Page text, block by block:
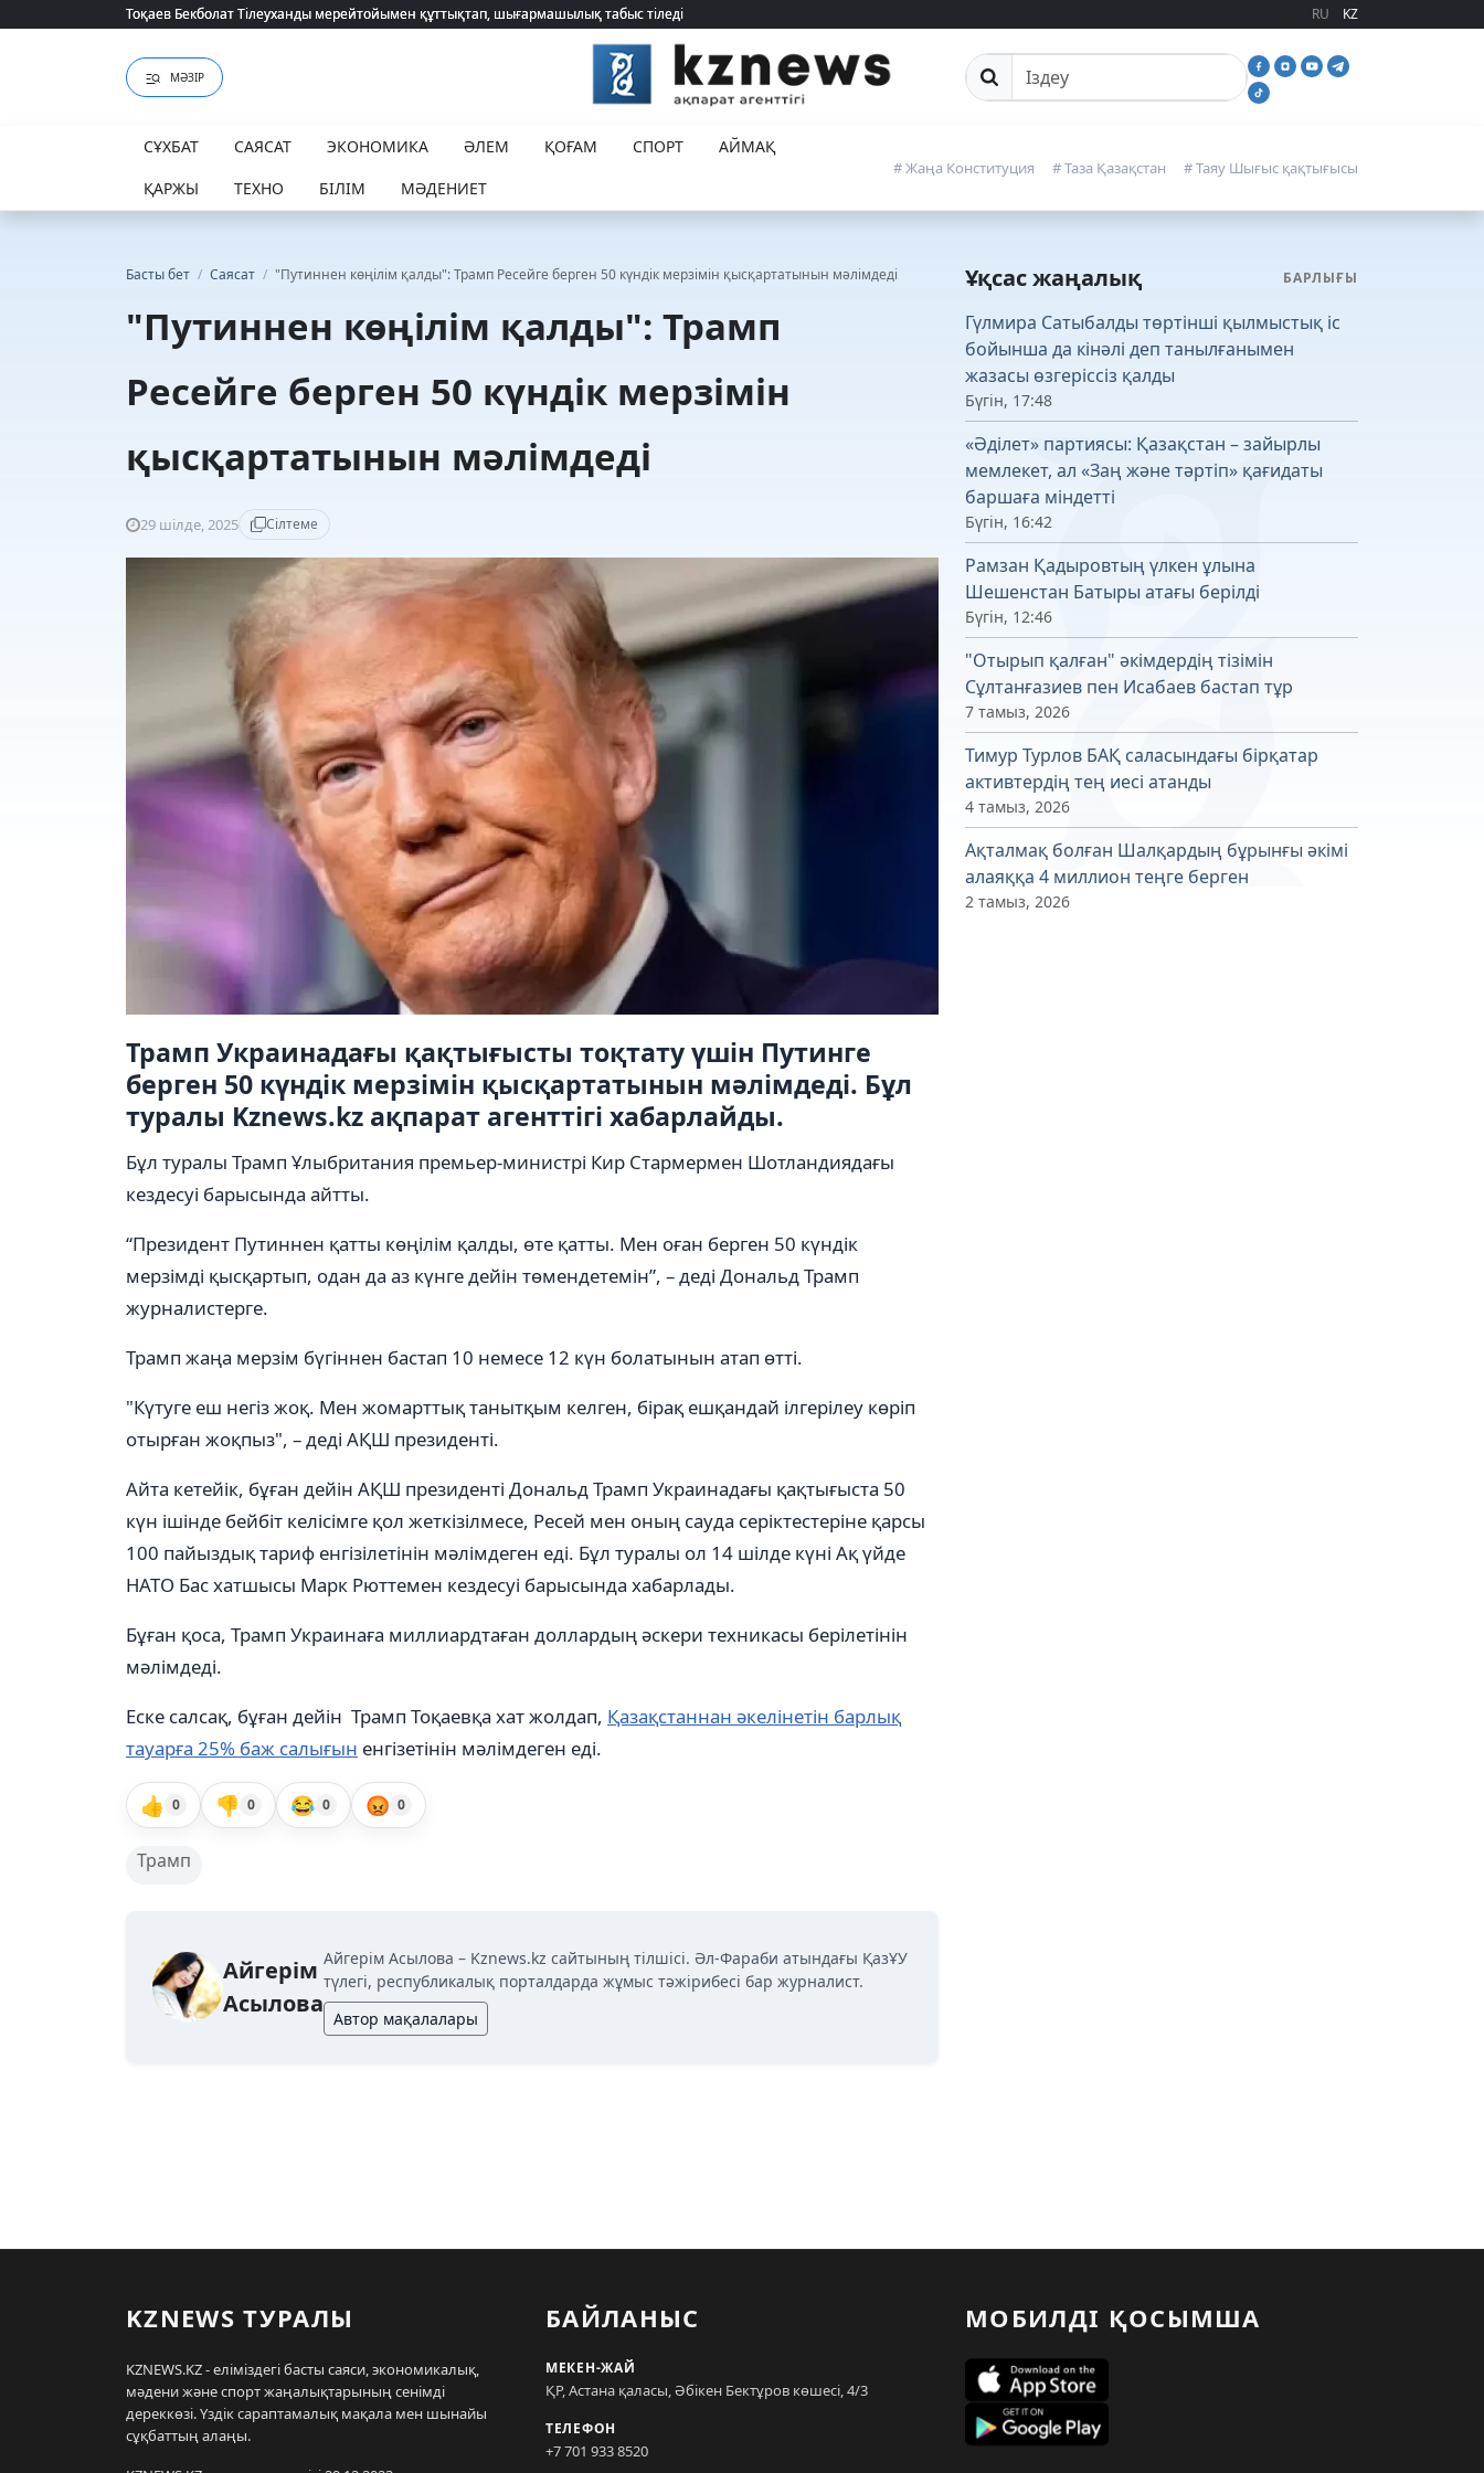
Тоқаев Бекболат Тілеуханды мерейтойымен құттықтап, шығармашылық табыс тіледі
Тоқаев Бекболат Тілеуханды мерейтойымен құттықтап, шығармашылық табыс тіледі RU KZ
МӘЗІР Сайттан іздеу
СҰХБАТ САЯСАТ ЭКОНОМИКА ӘЛЕМ ҚОҒАМ СПОРТ
АЙМАҚ
ҚАРЖЫ
ТЕХНО БІЛІМ МӘДЕНИЕТ
# Жаңа Конституция # Таза Қазақстан # Таяу Шығыс қақтығысы
Басты бет / Саясат / "Путиннен көңілім қалды": Трамп Ресейге берген 50 күндік мерзімін қысқартатынын мәлімдеді
"Путиннен көңілім қалды": Трамп
Ресейге берген 50 күндік мерзімін
қысқартатынын мәлімдеді
29 шілде, 2025 Сілтеме
Трамп Украинадағы қақтығысты тоқтату үшін Путинге
берген 50 күндік мерзімін қысқартатынын мәлімдеді. Бұл
туралы Kznews.kz ақпарат агенттігі хабарлайды.
Бұл туралы Трамп Ұлыбритания премьер-министрі Кир Стармермен Шотландиядағы
кездесуі барысында айтты.
“Президент Путиннен қатты көңілім қалды, өте қатты. Мен оған берген 50 күндік
мерзімді қысқартып, одан да аз күнге дейін төмендетемін”, – деді Дональд Трамп
журналистерге.
Трамп жаңа мерзім бүгіннен бастап 10 немесе 12 күн болатынын атап өтті.
"Күтуге еш негіз жоқ. Мен жомарттық танытқым келген, бірақ ешқандай ілгерілеу көріп
отырған жоқпыз", – деді АҚШ президенті.
Айта кетейік, бұған дейін АҚШ президенті Дональд Трамп Украинадағы қақтығыста 50
күн ішінде бейбіт келісімге қол жеткізілмесе, Ресей мен оның сауда серіктестеріне қарсы
100 пайыздық тариф енгізілетінін мәлімдеген еді. Бұл туралы ол 14 шілде күні Ақ үйде
НАТО Бас хатшысы Марк Рюттемен кездесуі барысында хабарлады.
Бұған қоса, Трамп Украинаға миллиардтаған доллардың әскери техникасы берілетінін
мәлімдеді.
Еске салсақ, бұған дейін Трамп Тоқаевқа хат жолдап, Қазақстаннан әкелінетін барлық
тауарға 25% баж салығын енгізетінін мәлімдеген еді.
👍 0 👎 0 😂 0 😡 0
Трамп
Айгерім
Асылова
Айгерім Асылова – Kznews.kz сайтының тілшісі. Әл-Фараби атындағы ҚазҰУ
түлегі, республикалық порталдарда жұмыс тәжірибесі бар журналист.
Автор мақалалары
Ұқсас жаңалық БАРЛЫҒЫ
Гүлмира Сатыбалды төртінші қылмыстық іс
бойынша да кінәлі деп танылғанымен
жазасы өзгеріссіз қалды
Бүгін, 17:48
«Әділет» партиясы: Қазақстан – зайырлы
мемлекет, ал «Заң және тәртіп» қағидаты
баршаға міндетті
Бүгін, 16:42
Рамзан Қадыровтың үлкен ұлына
Шешенстан Батыры атағы берілді
Бүгін, 12:46
"Отырып қалған" әкімдердің тізімін
Сұлтанғазиев пен Исабаев бастап тұр
7 тамыз, 2026
Тимур Турлов БАҚ саласындағы бірқатар
активтердің тең иесі атанды
4 тамыз, 2026
Ақталмақ болған Шалқардың бұрынғы әкімі
алаяққа 4 миллион теңге берген
2 тамыз, 2026
KZNEWS ТУРАЛЫ
KZNEWS.KZ - еліміздегі басты саяси, экономикалық,
мәдени және спорт жаңалықтарының сенімді
дереккөзі. Үздік сараптамалық мақала мен шынайы
сұқбаттың алаңы.
БАЙЛАНЫС
МЕКЕН-ЖАЙ
ҚР, Астана қаласы, Әбікен Бектұров көшесі, 4/3
ТЕЛЕФОН
+7 701 933 8520
МОБИЛДІ ҚОСЫМША